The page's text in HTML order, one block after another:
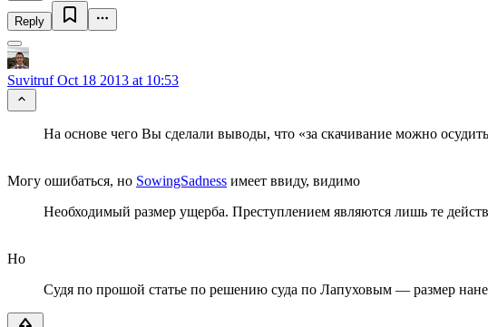
Reply
SuvitrufOct 18 2013 at 10:53
На основе чего Вы сделали выводы, что «за скачивание можно
Могу ошибаться, но SowingSadness имеет ввиду, видимо
Необходимый размер ущерба. Преступлением являются лишь те
Но
Судя по прошой статье по решению суда по Лапуховым — размер